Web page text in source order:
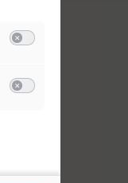
Meta Pixel